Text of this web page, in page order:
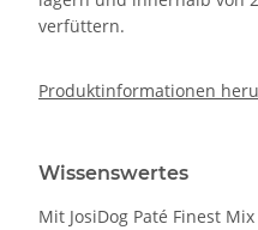
verfüttern.
Produktinformationen
Wissenswertes
Mit JosiDog Paté Finest